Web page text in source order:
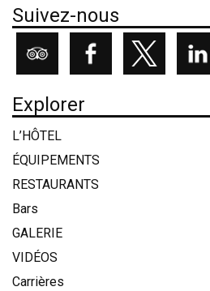
Suivez-nous
Explorer
L’HÔTEL
ÉQUIPEMENTS
RESTAURANTS
Bars
GALERIE
VIDÉOS
Carrières